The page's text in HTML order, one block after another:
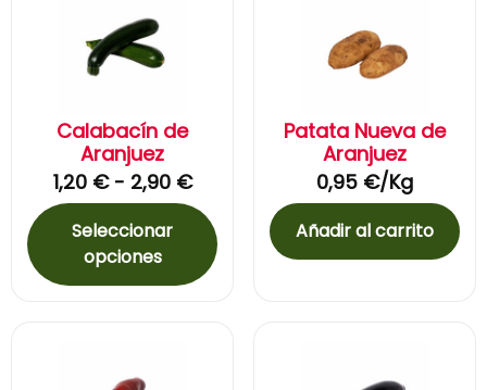
Calabacín de
Aranjuez
1,20 € - 2,90 €
Seleccionar
opciones
Patata Nueva de
Aranjuez
0,95 €/Kg
Añadir al carrito